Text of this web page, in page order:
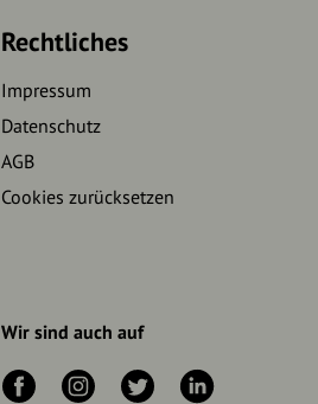
Rechtliches
Impressum
Datenschutz
AGB
Cookies zurücksetzen
Wir sind auch auf